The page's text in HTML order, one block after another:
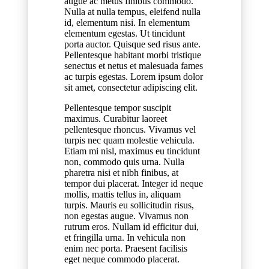
Nulla at nulla tempus, eleifend nulla
id, elementum nisi. In elementum
elementum egestas. Ut tincidunt
porta auctor. Quisque sed risus ante.
Pellentesque habitant morbi tristique
senectus et netus et malesuada fames
ac turpis egestas. Lorem ipsum dolor
sit amet, consectetur adipiscing elit.
Pellentesque tempor suscipit
maximus. Curabitur laoreet
pellentesque rhoncus. Vivamus vel
turpis nec quam molestie vehicula.
Etiam mi nisl, maximus eu tincidunt
non, commodo quis urna. Nulla
pharetra nisi et nibh finibus, at
tempor dui placerat. Integer id neque
mollis, mattis tellus in, aliquam
turpis. Mauris eu sollicitudin risus,
non egestas augue. Vivamus non
rutrum eros. Nullam id efficitur dui,
et fringilla urna. In vehicula non
enim nec porta. Praesent facilisis
eget neque commodo placerat.